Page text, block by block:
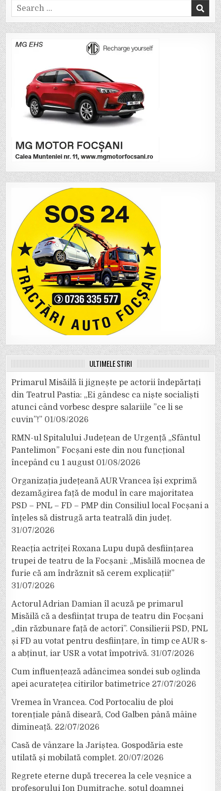
Search
for:
ULTIMELE ȘTIRI
Primarul Misăilă îi jignește pe actorii îndepărtați
din Teatrul Pastia: „Ei gândesc ca niște socialiști
atunci când vorbesc despre salariile ”ce li se
cuvin”!” 01/08/2026
RMN-ul Spitalului Județean de Urgență „Sfântul
Pantelimon” Focșani este din nou funcțional
începând cu 1 august 01/08/2026
Organizația județeană AUR Vrancea își exprimă
dezamăgirea față de modul în care majoritatea
PSD – PNL – FD – PMP din Consiliul local Focșani a
înțeles să distrugă arta teatrală din județ.
31/07/2026
Reacția actriței Roxana Lupu după desființarea
trupei de teatru de la Focșani: „Misăilă mocnea de
furie că am îndrăznit să cerem explicații!”
31/07/2026
Actorul Adrian Damian îl acuză pe primarul
Misăilă că a desființat trupa de teatru din Focșani
„din răzbunare față de actori”. Consilierii PSD, PNL
și FD au votat pentru desființare, în timp ce AUR s-
a abținut, iar USR a votat împotrivă. 31/07/2026
Cum influențează adâncimea sondei sub oglinda
apei acuratețea citirilor batimetrice 27/07/2026
Vremea în Vrancea. Cod Portocaliu de ploi
torențiale până diseară, Cod Galben până mâine
dimineață. 22/07/2026
Casă de vânzare la Jariștea. Gospodăria este
utilată și mobilată complet. 20/07/2026
Regrete eterne după trecerea la cele veșnice a
profesorului Ion Dumitrache, soțul doamnei